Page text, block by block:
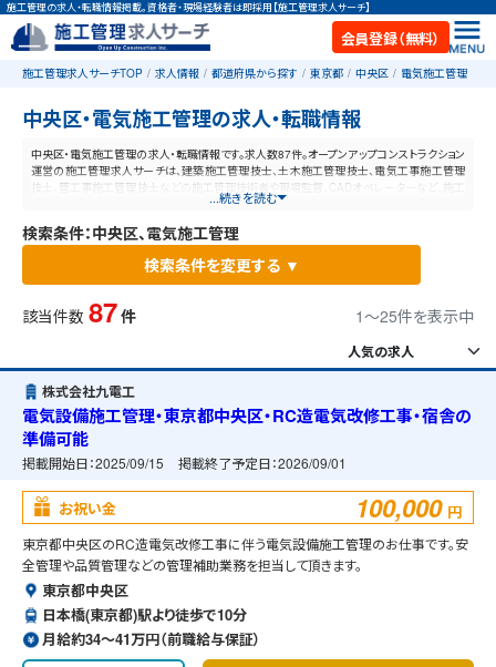
施工管理の求人・転職情報掲載。資格者・現場経験者は即採用【施工管理求人サーチ】
会員登録（無料）
施工管理求人サーチTOP 求人情報 都道府県から探す 東京都 中央区 電気施工管理
中央区・電気施工管理の求人・転職情報
中央区・電気施工管理の求人・転職情報です。求人数87件。オープンアップコンストラクション
運営の施工管理求人サーチは、建築施工管理技士、土木施工管理技士、電気工事施工管理
技士、管工事施工管理技士などの施工管理技術者や現場監督、CADオペレーターなど、施工
管理と建設業に特化した業界最大規模の求人ポータルサイトです。【毎日更新】業界最高水
...続きを読む
検索条件：中央区、電気施工管理
検索条件を変更する ▼
該当件数 87 件 1〜25件を表示中
株式会社九電工
電気設備施工管理・東京都中央区・RC造電気改修工事・宿舎の
準備可能
掲載開始日：2025/09/15 掲載終了予定日：2026/09/01
お祝い金 100,000 円
東京都中央区のRC造電気改修工事に伴う電気設備施工管理のお仕事です。安
全管理や品質管理などの管理補助業務を担当して頂きます。
東京都中央区
日本橋(東京都)駅より徒歩で10分
月給約34〜41万円（前職給与保証）